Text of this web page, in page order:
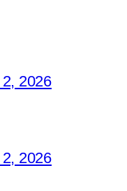
2026
2026